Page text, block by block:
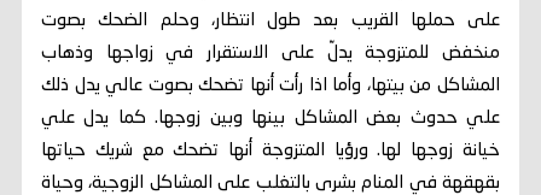
على حملها القريب بعد طول انتظار، وحلم الضحك بصوت
منخفض للمتزوجة يدلّ على الاستقرار في زواجها وذهاب
المشاكل من بيتها، وأما اذا رأت أنها تضحك بصوت عالي يدل ذلك
علي حدوث بعض المشاكل بينها وبين زوجها. كما يدل علي
خيانة زوجها لها. ورؤيا المتزوجة أنها تضحك مع شريك حياتها
بقهقهة في المنام بشرى بالتغلب على المشاكل الزوجية، وحياة